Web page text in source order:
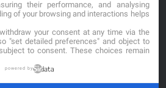
son estimaciones y no se
their performance, and analysing
of your browsing and interactions helps
your consent at any time via the
"set detailed preferences" and object to
to consent. These choices remain
powered by